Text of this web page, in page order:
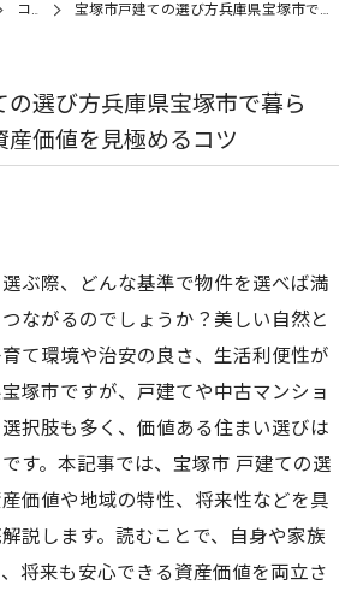
コラム 宝塚市戸建ての選び方兵庫県宝塚市で暮らしやすさと資産価値を見極めるコツ
の選び方兵庫県宝塚市で暮ら
産価値を見極めるコツ
ぶ際、どんな基準で物件を選べば満
ながるのでしょうか？美しい自然と
て環境や治安の良さ、生活利便性が
塚市ですが、戸建てや中古マンショ
択肢も多く、価値ある住まい選びは
す。本記事では、宝塚市 戸建ての選
価値や地域の特性、将来性などを具
説します。読むことで、自身や家族
将来も安心できる資産価値を両立さ